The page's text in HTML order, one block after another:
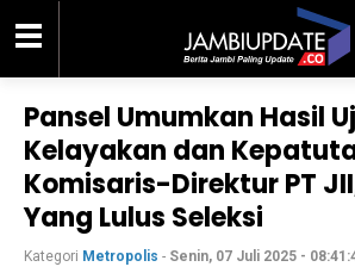
Pansel Umumkan Hasil
Kelayakan dan
Komisaris-Direktur PT
Yang Lulus Seleksi
Kategori Metropolis - Senin, 07 Juli 2025 -